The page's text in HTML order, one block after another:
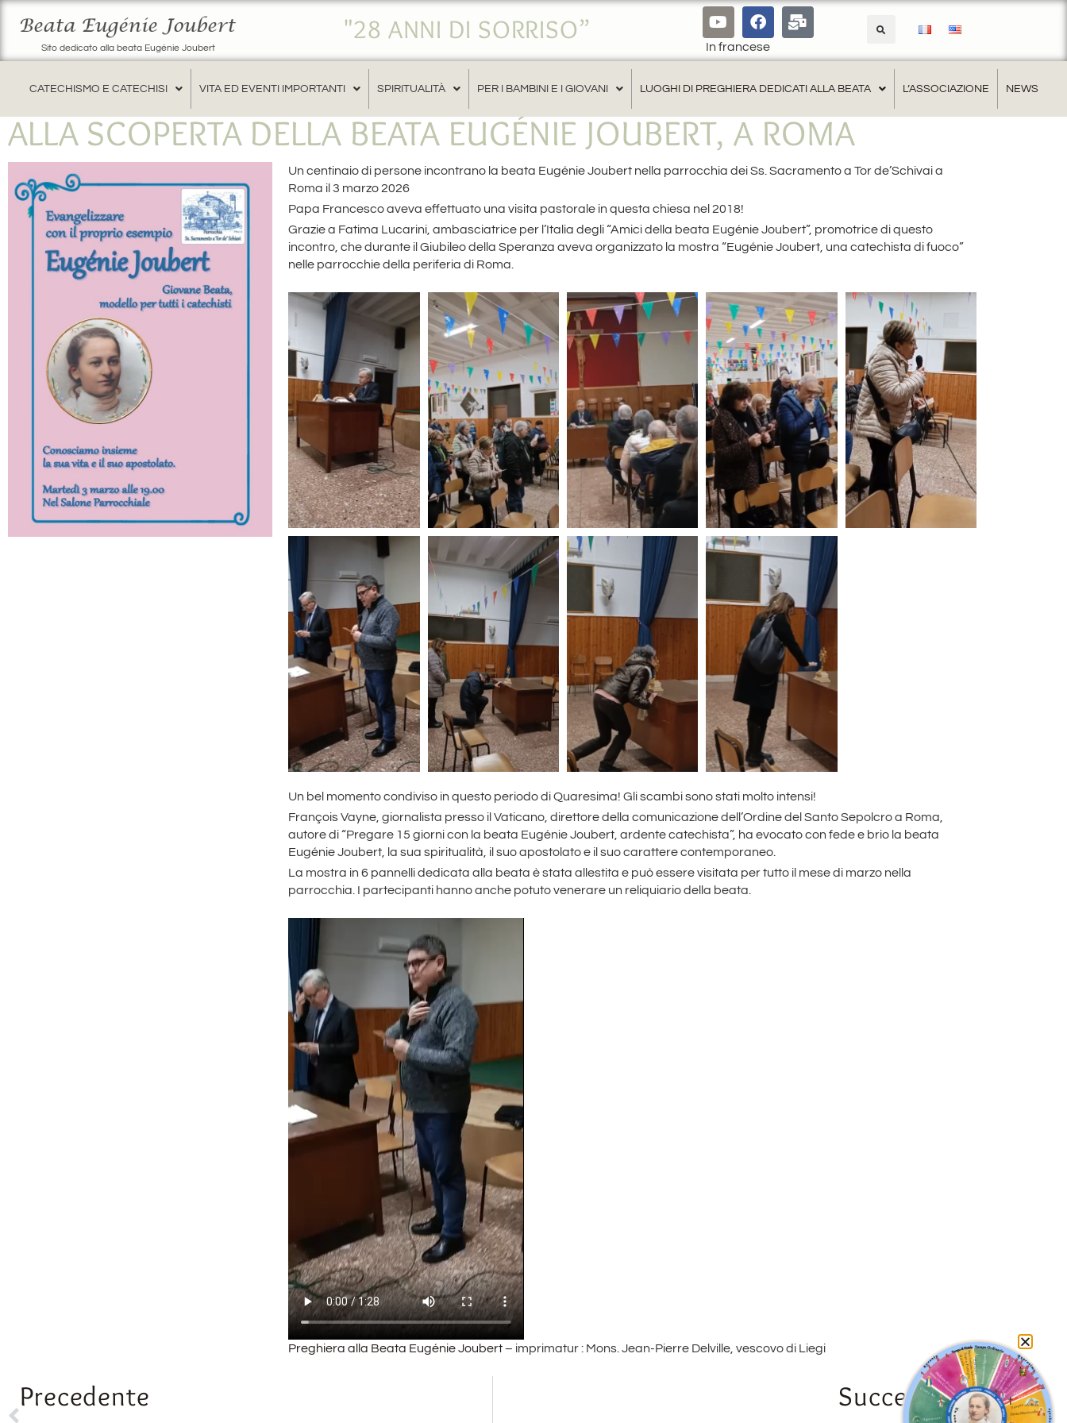
Sito dedicato alla beata Eugénie Joubert
"28 ANNI DI SORRISO”
In francese
CATECHISMO E CATECHISI VITA ED EVENTI IMPORTANTI SPIRITUALITÀ PER I BAMBINI E I GIOVANI LUOGHI DI PREGHIERA DEDICATI ALLA BEATA L’ASSOCIAZIONE NEWS
ALLA SCOPERTA DELLA BEATA EUGÉNIE JOUBERT, A ROMA
Un centinaio di persone incontrano la beata Eugénie Joubert nella parrocchia dei Ss. Sacramento a Tor de’Schivai a
Roma il 3 marzo 2026
Papa Francesco aveva effettuato una visita pastorale in questa chiesa nel 2018!
Grazie a Fatima Lucarini, ambasciatrice per l’Italia degli “Amici della beata Eugénie Joubert”, promotrice di questo
incontro, che durante il Giubileo della Speranza aveva organizzato la mostra “Eugénie Joubert, una catechista di fuoco”
nelle parrocchie della periferia di Roma.
Un bel momento condiviso in questo periodo di Quaresima! Gli scambi sono stati molto intensi!
François Vayne, giornalista presso il Vaticano, direttore della comunicazione dell’Ordine del Santo Sepolcro a Roma,
autore di “Pregare 15 giorni con la beata Eugénie Joubert, ardente catechista”, ha evocato con fede e brio la beata
Eugénie Joubert, la sua spiritualità, il suo apostolato e il suo carattere contemporaneo.
La mostra in 6 pannelli dedicata alla beata è stata allestita e può essere visitata per tutto il mese di marzo nella
parrocchia. I partecipanti hanno anche potuto venerare un reliquiario della beata.
Preghiera alla Beata Eugénie Joubert– imprimatur : Mons. Jean-Pierre Delville, vescovo di Liegi
Precedente
Successivo